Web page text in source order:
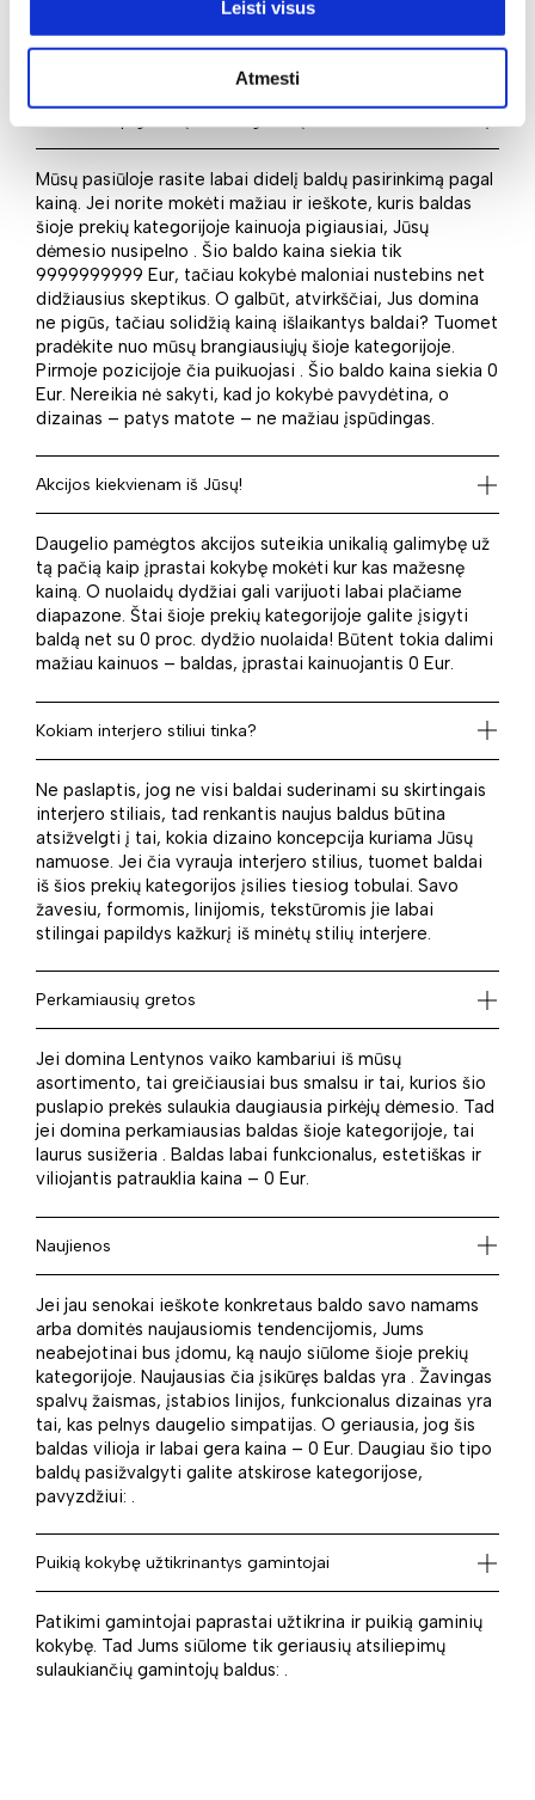
Leisti visus
Atmesti
rasite šiame puslapyje. Taigi identifikuokite savo
el. parduotuvėje.
Mūsų pasiūloje rasite labai didelį baldų pasirinkimą pagal
kainą. Jei norite mokėti mažiau ir ieškote, kuris baldas
šioje prekių kategorijoje kainuoja pigiausiai, Jūsų
dėmesio nusipelno . Šio baldo kaina siekia tik
9999999999 Eur, tačiau kokybė maloniai nustebins net
didžiausius skeptikus. O galbūt, atvirkščiai, Jus domina
ne pigūs, tačiau solidžią kainą išlaikantys baldai? Tuomet
pradėkite nuo mūsų brangiausiųjų šioje kategorijoje.
Pirmoje pozicijoje čia puikuojasi . Šio baldo kaina siekia 0
Eur. Nereikia nė sakyti, kad jo kokybė pavydėtina, o
dizainas – patys matote – ne mažiau įspūdingas.
Akcijos kiekvienam iš Jūsų!
Daugelio pamėgtos akcijos suteikia unikalią galimybę už
tą pačią kaip įprastai kokybę mokėti kur kas mažesnę
kainą. O nuolaidų dydžiai gali varijuoti labai plačiame
diapazone. Štai šioje prekių kategorijoje galite įsigyti
baldą net su 0 proc. dydžio nuolaida! Būtent tokia dalimi
mažiau kainuos – baldas, įprastai kainuojantis 0 Eur.
Kokiam interjero stiliui tinka?
Ne paslaptis, jog ne visi baldai suderinami su skirtingais
interjero stiliais, tad renkantis naujus baldus būtina
atsižvelgti į tai, kokia dizaino koncepcija kuriama Jūsų
namuose. Jei čia vyrauja interjero stilius, tuomet baldai
iš šios prekių kategorijos įsilies tiesiog tobulai. Savo
žavesiu, formomis, linijomis, tekstūromis jie labai
stilingai papildys kažkurį iš minėtų stilių interjere.
Perkamiausių gretos
Jei domina Lentynos vaiko kambariui iš mūsų
asortimento, tai greičiausiai bus smalsu ir tai, kurios šio
puslapio prekės sulaukia daugiausia pirkėjų dėmesio. Tad
jei domina perkamiausias baldas šioje kategorijoje, tai
laurus susižeria . Baldas labai funkcionalus, estetiškas ir
viliojantis patrauklia kaina – 0 Eur.
Naujienos
Jei jau senokai ieškote konkretaus baldo savo namams
arba domitės naujausiomis tendencijomis, Jums
neabejotinai bus įdomu, ką naujo siūlome šioje prekių
kategorijoje. Naujausias čia įsikūręs baldas yra . Žavingas
spalvų žaismas, įstabios linijos, funkcionalus dizainas yra
tai, kas pelnys daugelio simpatijas. O geriausia, jog šis
baldas vilioja ir labai gera kaina – 0 Eur. Daugiau šio tipo
baldų pasižvalgyti galite atskirose kategorijose,
pavyzdžiui: .
Puikią kokybę užtikrinantys gamintojai
Patikimi gamintojai paprastai užtikrina ir puikią gaminių
kokybę. Tad Jums siūlome tik geriausių atsiliepimų
sulaukiančių gamintojų baldus: .